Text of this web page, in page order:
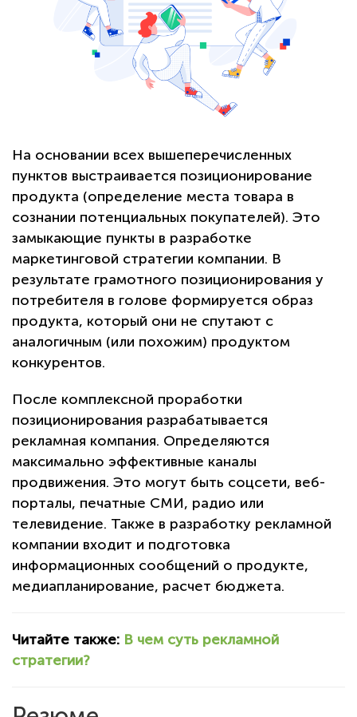
На основании всех вышеперечисленных
пунктов выстраивается позиционирование
продукта (определение места товара в
сознании потенциальных покупателей). Это
замыкающие пункты в разработке
маркетинговой стратегии компании. В
результате грамотного позиционирования у
потребителя в голове формируется образ
продукта, который они не спутают с
аналогичным (или похожим) продуктом
конкурентов.
После комплексной проработки
позиционирования разрабатывается
рекламная компания. Определяются
максимально эффективные каналы
продвижения. Это могут быть соцсети, веб-
порталы, печатные СМИ, радио или
телевидение. Также в разработку рекламной
компании входит и подготовка
информационных сообщений о продукте,
медиапланирование, расчет бюджета.
Читайте также: В чем суть рекламной
стратегии?